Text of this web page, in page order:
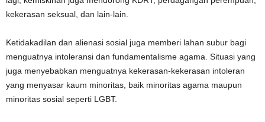
kekerasan seksual, dan lain-lain.
Ketidakadilan dan alienasi sosial juga memberi lahan subur bagi
menguatnya intoleransi dan fundamentalisme agama. Situasi yang
juga menyebabkan menguatnya kekerasan-kekerasan intoleran
yang menyasar kaum minoritas, baik minoritas agama maupun
minoritas sosial seperti LGBT.